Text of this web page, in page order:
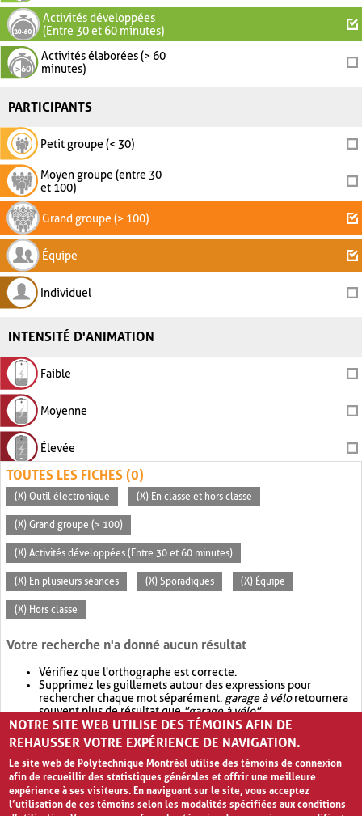
Activités développées
(Entre 30 et 60 minutes)
Activités élaborées (> 60
minutes)
PARTICIPANTS
Petit groupe (< 30)
Moyen groupe (entre 30
et 100)
Grand groupe (> 100)
Équipe
Individuel
INTENSITÉ D'ANIMATION
Faible
Moyenne
Élevée
TOUTES LES FICHES (0)
(X) Outil électronique (X) En classe et hors classe
(X) Grand groupe (> 100)
(X) Activités développées (Entre 30 et 60 minutes)
(X) En plusieurs séances (X) Sporadiques (X) Équipe
(X) Hors classe
Votre recherche n'a donné aucun résultat
Vérifiez que l'orthographe est correcte.
Supprimez les guillemets autour des expressions pour
rechercher chaque mot séparément. garage à véloretournera
souvent plus de résultat que"garage à vélo".
Envisagez d'élargir votre recherche avec OR.garage OR vélo
retournera souvent plus de résultat quegarage à vélo
NOTRE SITE WEB UTILISE DES TÉMOINS AFIN DE
REHAUSSER VOTRE EXPÉRIENCE DE NAVIGATION.
Le site web de Polytechnique Montréal utilise des témoins de connexion
afin de recueillir des statistiques générales et offrir une meilleure
expérience à ses visiteurs. En naviguant sur le site, vous acceptez
l’utilisation de ces témoins selon les modalités spécifiées aux conditions